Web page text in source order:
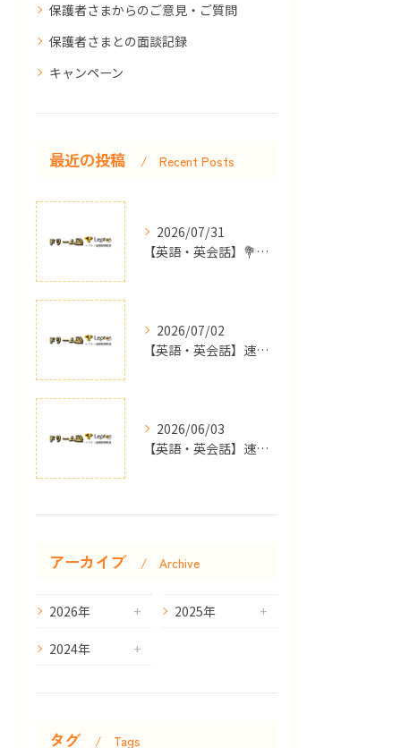
保護者さまからのご意見・ご質問
保護者さまとの面談記録
キャンペーン
最近の投稿 Recent Posts
2026/07/31
【英語・英会話】💐保護者面談でいただいた嬉しいお言葉💐【島根県出雲市の英語教室ドリーム塾】
2026/07/02
【英語・英会話】速報！JET結果発表！！！【島根県出雲市の英語教室ドリーム塾】
2026/06/03
【英語・英会話】速報！やったぁ．．．合格しましたぁ〜！🎉🎉🎉【島根県出雲市の英語教室ドリーム塾】
アーカイブ Archive
2026年 2025年
2024年
タグ Tags